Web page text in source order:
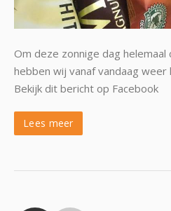
Om deze zonnige dag
hebben wij vanaf vandaag
Bekijk dit bericht op Facebook
Lees meer